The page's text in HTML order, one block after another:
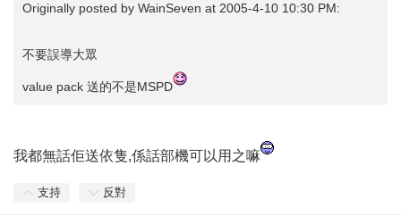
Originally posted by WainSeven at 2005-4-10 10:30 PM:
不要誤導大眾
value pack 送的不是MSPD
我都無話佢送依隻,係話部機可以用之嘛
支持 反對